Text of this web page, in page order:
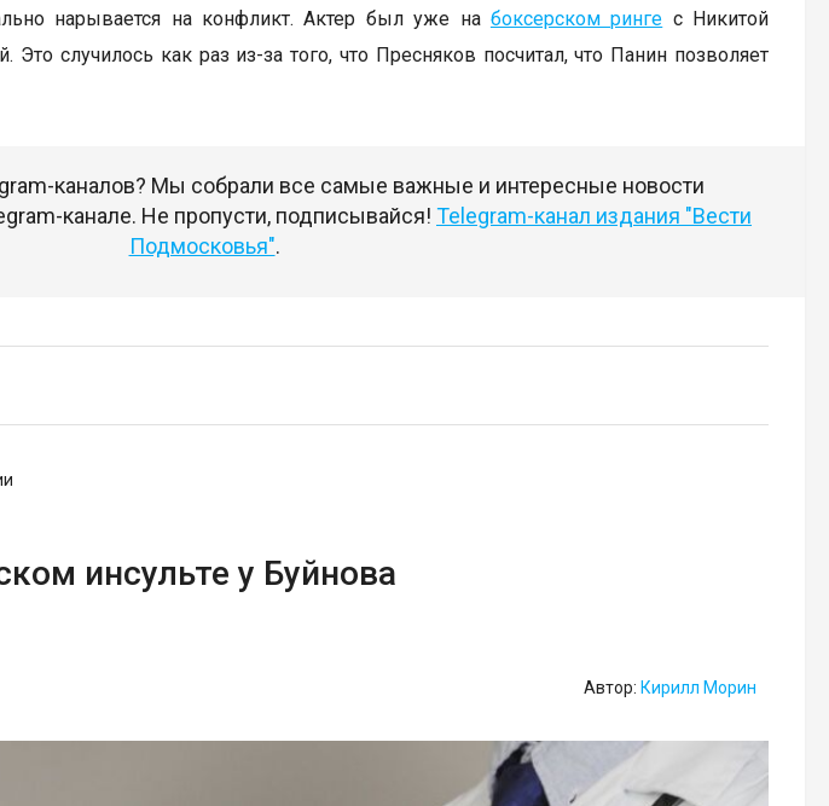
нарывается на конфликт. Актер был уже на боксерском ринге с Никитой
случилось как раз из-за того, что Пресняков посчитал, что Панин позволяет
каналов? Мы собрали все самые важные и интересные новости
канале. Не пропусти, подписывайся! Telegram-канал издания "Вести
Подмосковья".
инсульте у Буйнова
Автор: Кирилл Морин